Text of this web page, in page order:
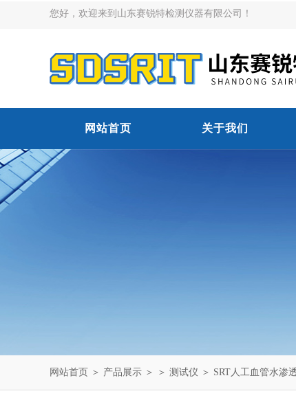
您好，欢迎来到山东赛锐特检测仪器有限公司！
网站首页 关于我们
网站首页 ＞ 产品展示 ＞ ＞ 测试仪 ＞ SRT人工血管水渗